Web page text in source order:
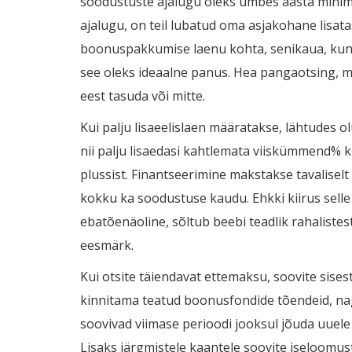
ajalugu, on teil lubatud oma asjakohane
boonuspakkumise laenu kohta, senikaua,
see oleks ideaalne panus. Hea pangaotsing,
eest tasuda või mitte.
Kui palju lisaeelislaen määratakse, lähtudes
nii palju lisaedasi kahtlemata
plussist. Finantseerimine makstakse
kokku ka soodustuse kaudu. Ehkki kiirus
ebatõenäoline, sõltub beebi teadlik
eesmärk.
Kui otsite täiendavat ettemaksu, soovite
kinnitama teatud boonusfondide tõendeid,
soovivad viimase perioodi jooksul jõuda
Lisaks järgmistele kaantele soovite